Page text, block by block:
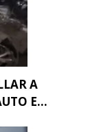
A
E...